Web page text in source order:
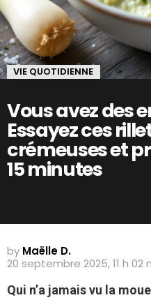
VIE QUOTIDIENNE
Vous avez des
Essayez ces
crémeuses et
15 minutes
by Maëlle D.
20 septembre 2025, 11 h 02
Qui n’a jamais vu la